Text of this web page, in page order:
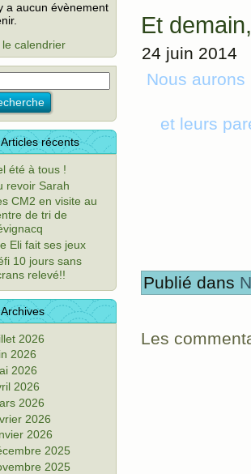
a aucun évènement
le calendrier
Articles récents
été à tous !
revoir Sarah
CM2 en visite au
de tri de
Eli fait ses jeux
10 jours sans
relevé!!
Archives
2026
2026
2026
2026
2026
2026
2026
2025
2025
Et demain,
24 juin 2014
Nous
et leurs
Publié dans
Les